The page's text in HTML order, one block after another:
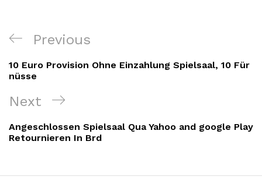
Navigacija
objava
Previous
Post
Previous
10 Euro Provision Ohne Einzahlung Spielsaal, 10 Für
nüsse
Next
Post
Next
Angeschlossen Spielsaal Qua Yahoo and google Play
Retournieren In Brd